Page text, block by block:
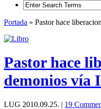
Portada » Pastor hace
Pastor hace
demonios vía
LUG 2010.09.25. | 19